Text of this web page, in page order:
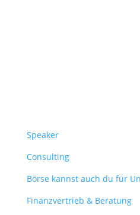
Speaker
Consulting
Börse kannst auch du für
Finanzvertrieb & Beratung